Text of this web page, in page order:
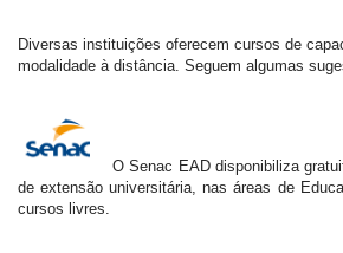
Diversas instituições oferecem cursos de
modalidade à distância. Seguem algumas
O Senac EAD disponibiliza
de extensão universitária, nas áreas de
cursos livres.